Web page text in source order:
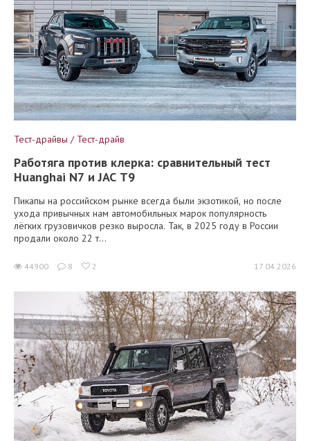
Тест-драйвы / Тест-драйв
Работяга против клерка: сравнительный тест
Huanghai N7 и JAC T9
Пикапы на российском рынке всегда были экзотикой, но после
ухода привычных нам автомобильных марок популярность
лёгких грузовичков резко выросла. Так, в 2025 году в России
продали около 22 т...
44900 8 2 17.04.2026